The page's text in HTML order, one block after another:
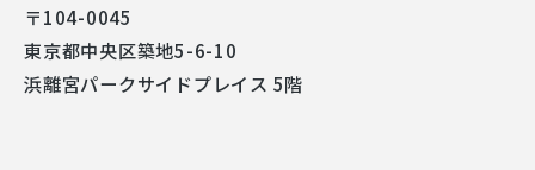
〒104-0045
東京都中央区築地5-6-10
浜離宮パークサイドプレイス 5階